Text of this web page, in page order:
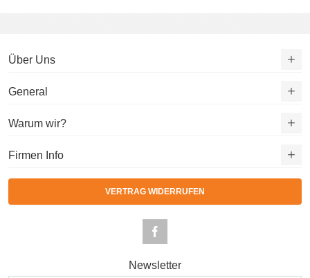
Über Uns
General
Warum wir?
Firmen Info
VERTRAG WIDERRUFEN
Newsletter